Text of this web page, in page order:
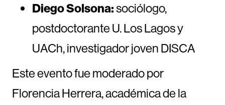
Diego Solsona:sociólogo,
postdoctorante U. Los Lagos y
UACh, investigador joven DISCA
Este evento fue moderado por
Florencia Herrera, académica de la